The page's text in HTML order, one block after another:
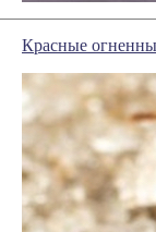
Красные